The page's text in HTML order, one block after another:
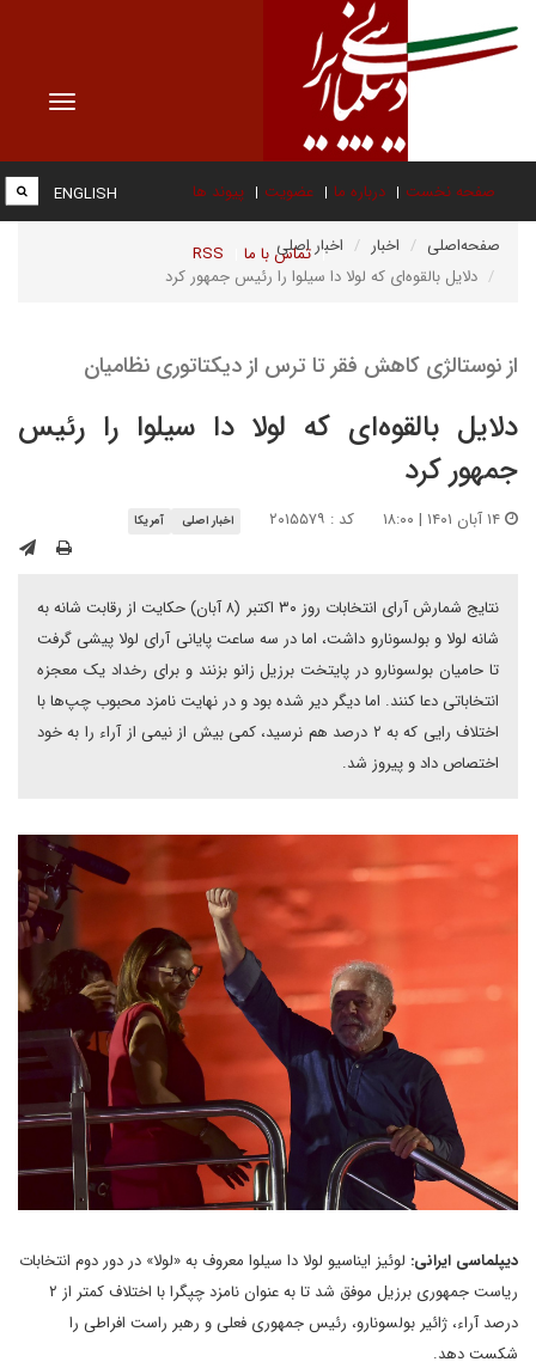
Toggle
صفحه نخست درباره ما عضویت پیوند ها
تماس با ما RSS
ENGLISH
صفحه‌اصلی اخبار
اخبار اصلی
دلایل بالقوه‌ای که لولا دا سیلوا را رئیس جمهور کرد
از نوستالژی کاهش فقر تا ترس از دیکتاتوری نظامیان
دلایل بالقوه‌ای که لولا دا سیلوا را رئیس
جمهور کرد
کد : ۲۰۱۵۵۷۹ اخبار اصلی آمریکا
نتایج شمارش آرای انتخابات روز ۳۰ اکتبر (۸ آبان) حکایت از رقابت شانه به
شانه لولا و بولسونارو داشت، اما در سه ساعت پایانی آرای لولا پیشی گرفت
تا حامیان بولسونارو در پایتخت برزیل زانو بزنند و برای رخداد یک معجزه
انتخاباتی دعا کنند. اما دیگر دیر شده بود و در نهایت نامزد محبوب چپ‌ها با
اختلاف رایی که به ۲ درصد هم نرسید، کمی بیش از نیمی از آراء را به خود
اختصاص داد و پیروز شد.
دیپلماسی ایرانی: لوئیز ایناسیو لولا دا سیلوا معروف به «لولا» در دور دوم انتخابات
ریاست جمهوری برزیل موفق شد تا به عنوان نامزد چپگرا با اختلاف کمتر از ۲
درصد آراء، ژائیر بولسونارو، رئیس جمهوری فعلی و رهبر راست افراطی را
شکست دهد.